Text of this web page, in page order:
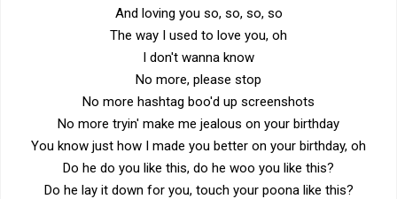
And loving you so, so, so, so
The way I used to love you, oh
I don't wanna know
No more, please stop
No more hashtag boo'd up screenshots
No more tryin' make me jealous on your birthday
You know just how I made you better on your birthday, oh
Do he do you like this, do he woo you like this?
Do he lay it down for you, touch your poona like this?